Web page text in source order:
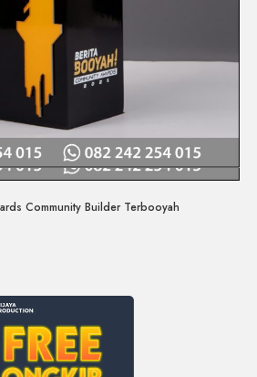
Quick View
Community Builder Terbooyah